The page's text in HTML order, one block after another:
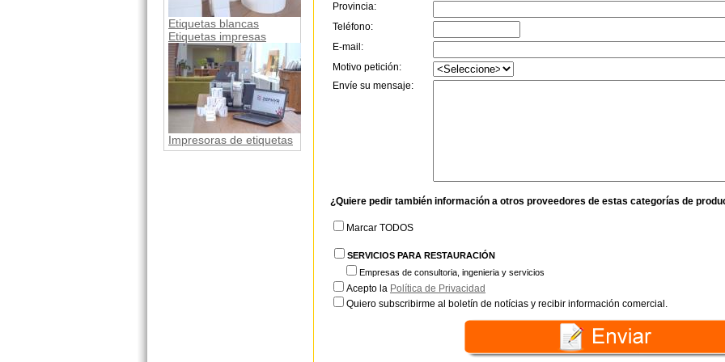
Etiquetas blancas
Etiquetas impresas
Impresoras de etiquetas
Provincia:
Teléfono:
E-mail:
Motivo petición:
Envíe su mensaje:
¿Quiere pedir también información a otros proveedores de estas categorías de
Marcar TODOS
SERVICIOS PARA RESTAURACIÓN
Empresas de consultoria, ingenieria y servicios
Acepto la Política de Privacidad
Quiero subscribirme al boletín de notícias y recibir información comercial.